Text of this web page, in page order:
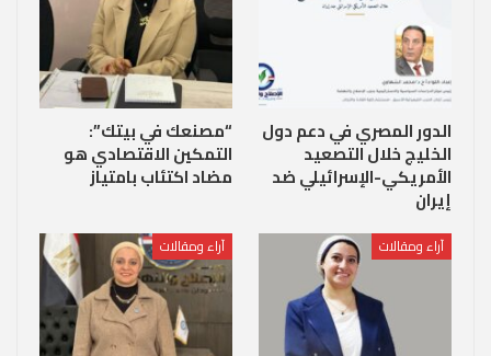
الدور المصري في دعم دول
الخليج خلال التصعيد
الأمريكي-الإسرائيلي ضد
إيران
“مصنعك في بيتك”:
التمكين الاقتصادي هو
مضاد اكتئاب بامتياز
آراء ومقالات آراء ومقالات